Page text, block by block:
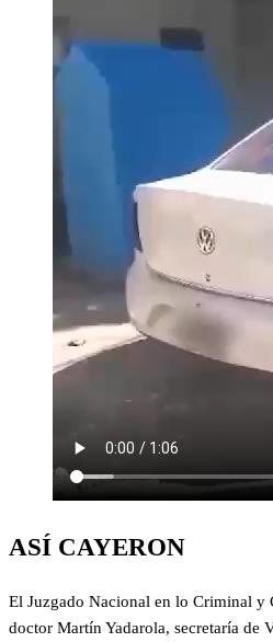
ASÍ CAYERON
El Juzgado Nacional en lo Criminal y
doctor Martín Yadarola, secretaría de